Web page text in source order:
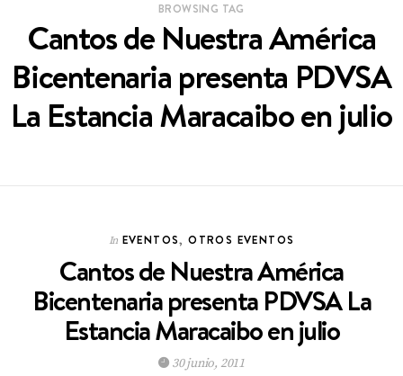
BROWSING TAG
Cantos de Nuestra América
Bicentenaria presenta PDVSA
La Estancia Maracaibo en julio
In EVENTOS,OTROS EVENTOS
Cantos de Nuestra América
Bicentenaria presenta PDVSA La
Estancia Maracaibo en julio
30 junio, 2011